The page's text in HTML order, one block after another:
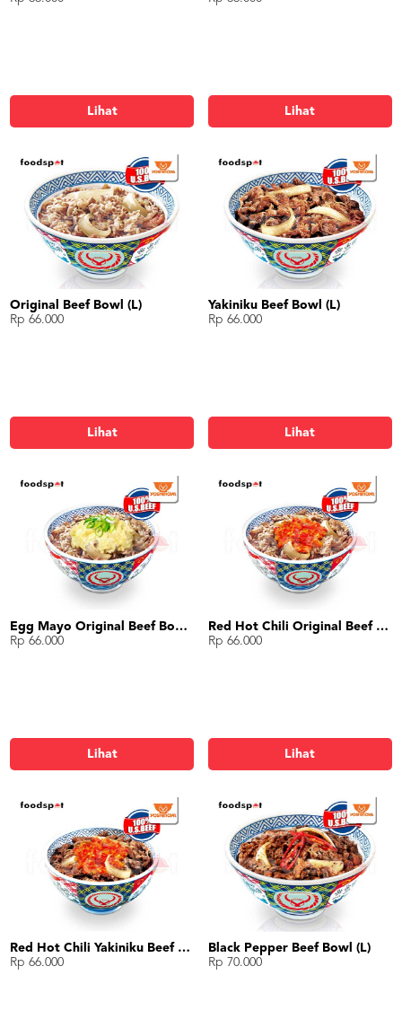
Lihat Lihat
Original Beef Bowl (L)
Rp 66.000
Lihat
Yakiniku Beef Bowl (L)
Rp 66.000
Lihat
Egg Mayo Original Beef Bowl (R)
Rp 66.000
Lihat
Red Hot Chili Original Beef Bowl (R)
Rp 66.000
Lihat
Red Hot Chili Yakiniku Beef Bowl (R)
Rp 66.000
Black Pepper Beef Bowl (L)
Rp 70.000